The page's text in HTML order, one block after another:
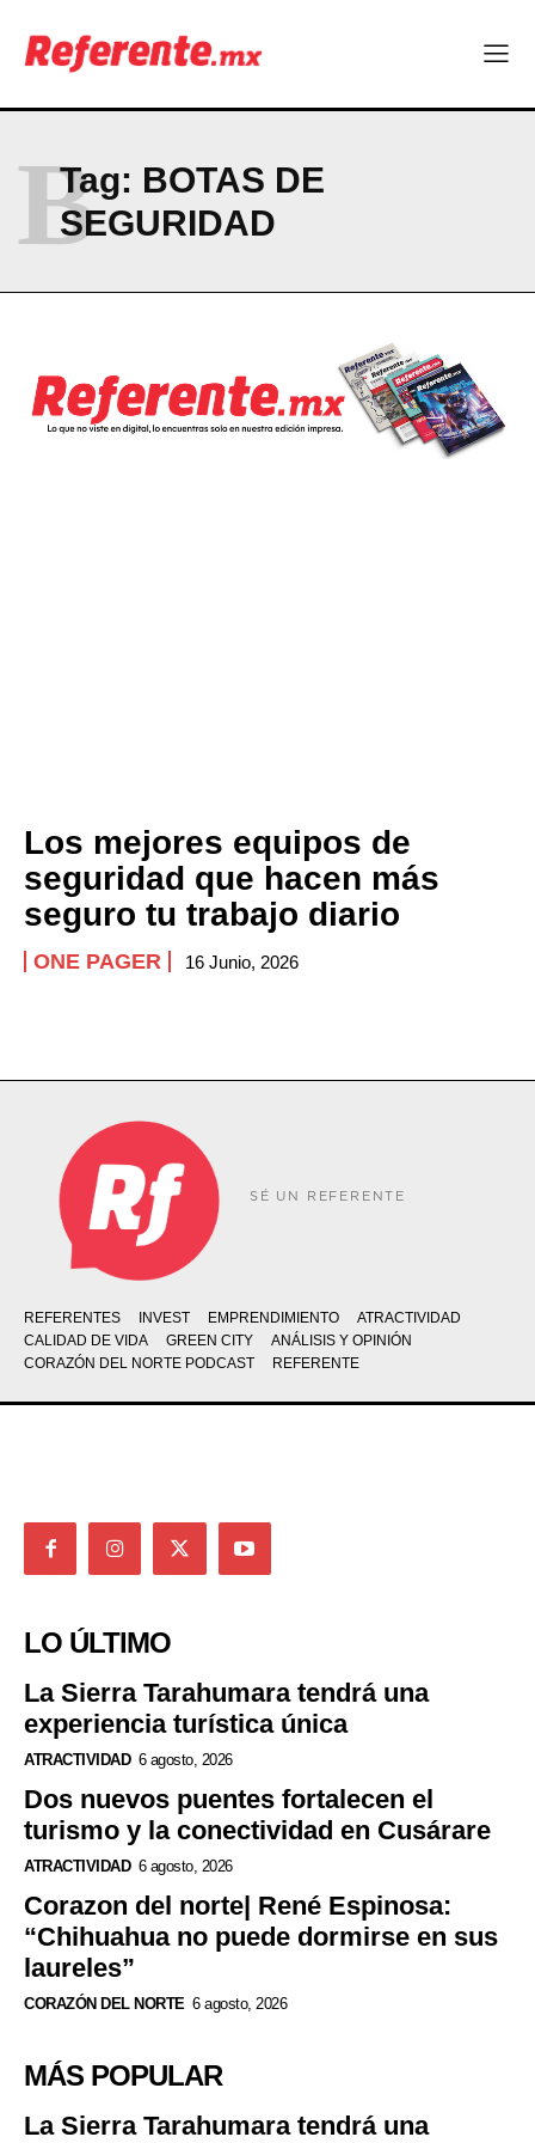
ABOUT
NEWSLETTER
Tag: BOTAS DE
SEGURIDAD
B
Los mejores equipos de
seguridad que hacen más
seguro tu trabajo diario
ONE PAGER 16 Junio, 2026
SÉ UN REFERENTE
REFERENTES INVEST EMPRENDIMIENTO
ATRACTIVIDAD
CALIDAD DE VIDA
GREEN CITY
ANÁLISIS Y OPINIÓN
CORAZÓN DEL NORTE PODCAST
REFERENTE
LO ÚLTIMO
La Sierra Tarahumara tendrá una
experiencia turística única
ATRACTIVIDAD 6 agosto, 2026
Dos nuevos puentes fortalecen el
turismo y la conectividad en Cusárare
ATRACTIVIDAD 6 agosto, 2026
Corazon del norte| René Espinosa:
“Chihuahua no puede dormirse en sus
laureles”
CORAZÓN DEL NORTE 6 agosto, 2026
MÁS POPULAR
La Sierra Tarahumara tendrá una